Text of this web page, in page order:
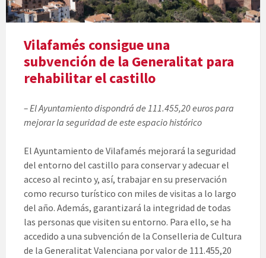
Vilafamés consigue una
subvención de la Generalitat para
rehabilitar el castillo
– El Ayuntamiento dispondrá de 111.455,20 euros para
mejorar la seguridad de este espacio histórico
El Ayuntamiento de Vilafamés mejorará la seguridad
del entorno del castillo para conservar y adecuar el
acceso al recinto y, así, trabajar en su preservación
como recurso turístico con miles de visitas a lo largo
del año. Además, garantizará la integridad de todas
las personas que visiten su entorno. Para ello, se ha
accedido a una subvención de la Conselleria de Cultura
de la Generalitat Valenciana por valor de 111.455,20